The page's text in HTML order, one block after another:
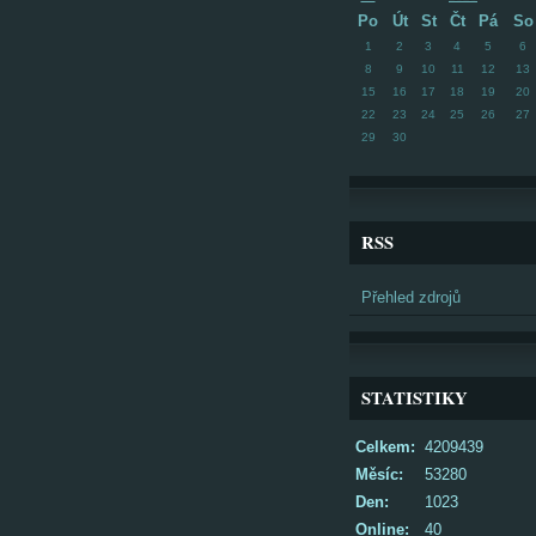
Po Út St Čt Pá So
1 2 3 4 5 6
8
9 10 11 12 13
15
16 17 18 19 20
22
23 24 25 26 27
29
30
RSS
Přehled zdrojů
STATISTIKY
Online: 40
Celkem: 4209439
Měsíc:
53280
Den:
1023